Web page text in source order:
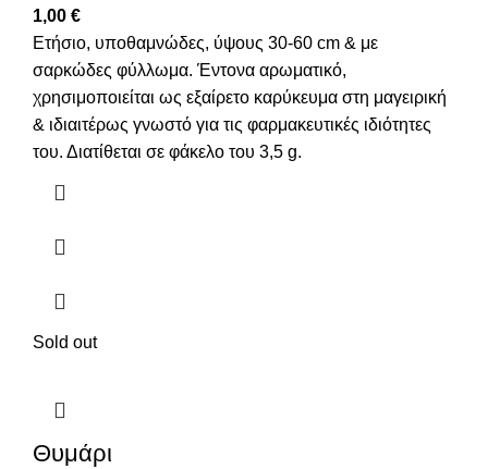
1,00 €
Ετήσιο, υποθαμνώδες, ύψους 30-60 cm & με
σαρκώδες φύλλωμα. Έντονα αρωματικό,
χρησιμοποιείται ως εξαίρετο καρύκευμα στη μαγειρική
& ιδιαιτέρως γνωστό για τις φαρμακευτικές ιδιότητες
του. Διατίθεται σε φάκελο του 3,5 g.
Sold out
Θυμάρι